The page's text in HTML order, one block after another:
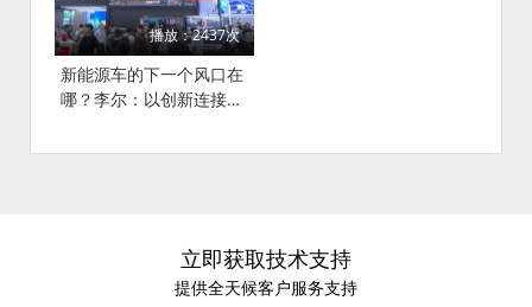
播放：2437次
新能源车的下一个风口在
哪？李尔：以创新连接世
尔方案
立即获取技术支持
提供全天候客户服务支持